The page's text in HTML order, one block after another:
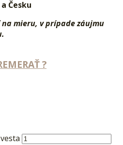
Česku
mieru, v prípade záujmu
?